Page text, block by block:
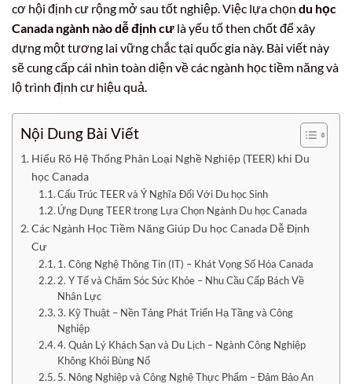
cơ hội định cư rộng mở sau tốt nghiệp. Việc lựa chọn du học
Canada ngành nào dễ định cư là yếu tố then chốt để xây
dựng một tương lai vững chắc tại quốc gia này. Bài viết này
sẽ cung cấp cái nhìn toàn diện về các ngành học tiềm năng và
lộ trình định cư hiệu quả.
Nội Dung Bài Viết
Hiểu Rõ Hệ Thống Phân Loại Nghề Nghiệp (TEER) khi Du
học Canada
Cấu Trúc TEER và Ý Nghĩa Đối Với Du học Sinh
Ứng Dụng TEER trong Lựa Chọn Ngành Du học Canada
Các Ngành Học Tiềm Năng Giúp Du học Canada Dễ Định
Cư
1. Công Nghệ Thông Tin (IT) – Khát Vọng Số Hóa Canada
2. Y Tế và Chăm Sóc Sức Khỏe – Nhu Cầu Cấp Bách Về
Nhân Lực
3. Kỹ Thuật – Nền Tảng Phát Triển Hạ Tầng và Công
Nghiệp
4. Quản Lý Khách Sạn và Du Lịch – Ngành Công Nghiệp
Không Khói Bùng Nổ
5. Nông Nghiệp và Công Nghệ Thực Phẩm – Đảm Bảo An